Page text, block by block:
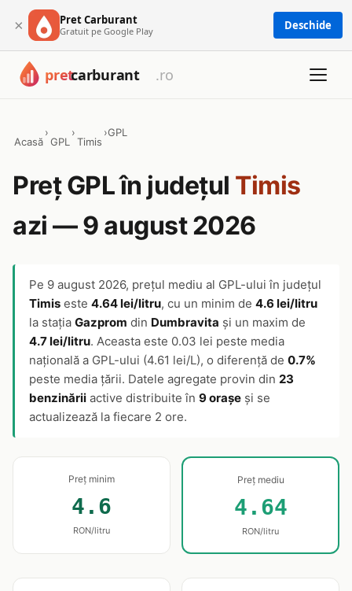
× Pret Carburant
Gratuit pe Google Play Deschide
Acasă
›
GPL
›
Timis
›GPL
Preț GPL în județul Timis
azi — 9 august 2026
Pe 9 august 2026, prețul mediu al GPL-ului în județul
Timis este 4.64 lei/litru, cu un minim de 4.6 lei/litru
la stația Gazprom din Dumbravita și un maxim de
4.7 lei/litru. Aceasta este 0.03 lei peste media
națională a GPL-ului (4.61 lei/L), o diferență de 0.7%
peste media țării. Datele agregate provin din 23
benzinării active distribuite în 9 orașe și se
actualizează la fiecare 2 ore.
Preț minim
4.6
RON/litru
Preț mediu
4.64
RON/litru